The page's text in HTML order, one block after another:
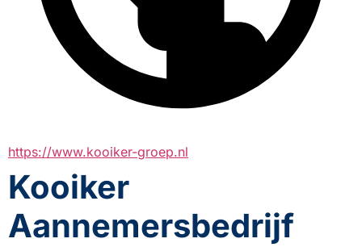
https://www.kooiker-groep.nl
Kooiker
Aannemersbedrijf